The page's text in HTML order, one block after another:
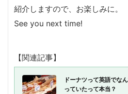
紹介しますので、お楽しみに。
See you next time!
【関連記事】
ドーナツって英語でな
っていたって本当？